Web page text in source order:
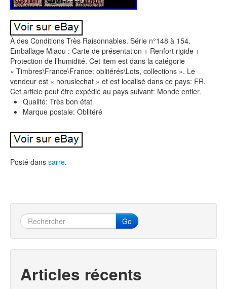
À des Conditions Très Raisonnables. Série n°148 à 154.
Emballage Miaou : Carte de présentation + Renfort rigide +
Protection de l’humidité. Cet item est dans la catégorie
« Timbres\France\France: oblitérés\Lots, collections ». Le
vendeur est « horuslechat » et est localisé dans ce pays: FR.
Cet article peut être expédié au pays suivant: Monde entier.
Qualité: Très bon état
Marque postale: Oblitéré
Posté dans sarre.
Go
Articles récents